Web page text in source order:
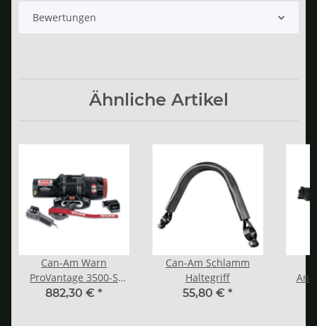
Bewertungen
Ähnliche Artikel
Can-Am Warn
ProVantage 3500-S
Seilwinde - G2, G2L,
882,30 € *
Can-Am Schlamm
Haltegriff
55,80 € *